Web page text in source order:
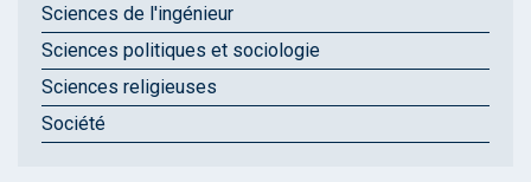
Sciences de l'ingénieur
Sciences politiques et sociologie
Sciences religieuses
Société